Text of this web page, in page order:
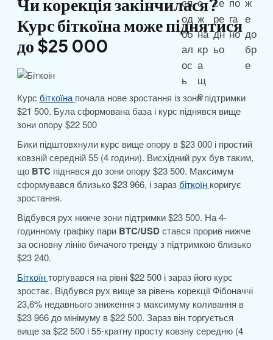
Курс біткоїна може піднятися
до $25 000
Курс біткоїна почала нове зростання із зони підтримки
$21 500. Була сформована база і курс піднявся вище
зони опору $22 500
Бики підштовхнули курс вище опору в $23 000 і простий
ковзній середній 55 (4 години). Висхідний рух був таким,
що BTC піднявся до зони опору $23 500. Максимум
сформувався близько $23 966, і заразбіткоїн коригує
зростання.
Відбувся рух нижче зони підтримки $23 500. На 4-
годинному графіку пари BTC/USDстався прорив нижче
за основну лінію бичачого тренду з підтримкою близько
$23 240.
Біткоїнторгувався на рівні $22 500 і зараз його курс
зростає. Відбувся рух вище за рівень корекції Фібоначчі
23,6% недавнього зниження з максимуму коливання в
$23 966 до мінімуму в $22 500. Зараз він торгується
вище за $22 500 і 55-кратну просту ковзну середню (4